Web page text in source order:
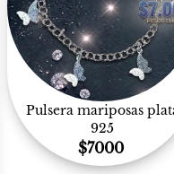
Pulsera mariposas
925
$7000